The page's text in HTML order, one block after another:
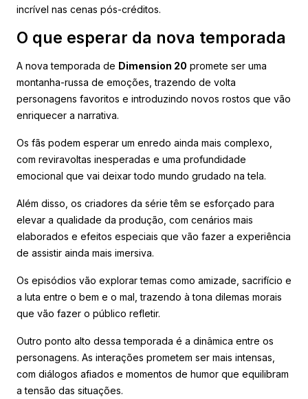
incrível nas cenas pós-créditos.
O que esperar da nova temporada
A nova temporada de Dimension 20 promete ser uma
montanha-russa de emoções, trazendo de volta
personagens favoritos e introduzindo novos rostos que vão
enriquecer a narrativa.
Os fãs podem esperar um enredo ainda mais complexo,
com reviravoltas inesperadas e uma profundidade
emocional que vai deixar todo mundo grudado na tela.
Além disso, os criadores da série têm se esforçado para
elevar a qualidade da produção, com cenários mais
elaborados e efeitos especiais que vão fazer a experiência
de assistir ainda mais imersiva.
Os episódios vão explorar temas como amizade, sacrifício e
a luta entre o bem e o mal, trazendo à tona dilemas morais
que vão fazer o público refletir.
Outro ponto alto dessa temporada é a dinâmica entre os
personagens. As interações prometem ser mais intensas,
com diálogos afiados e momentos de humor que equilibram
a tensão das situações.